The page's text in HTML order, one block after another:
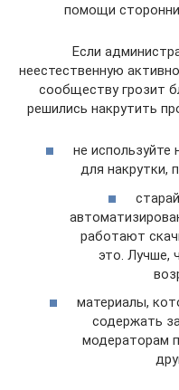
помощи
Если
неестественную
сообществу грозит
решились накрутить
не
для накрутки,
работают
это. Лучше,
материалы,
содержать
модераторам